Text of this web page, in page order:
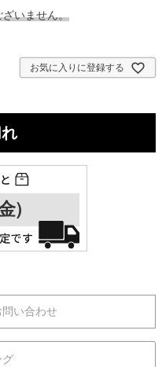
いません。
お気に入りに登録する
い合わせ
グ